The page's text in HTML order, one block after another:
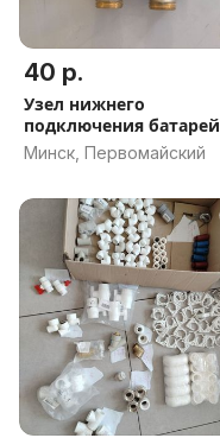
40 р.
Узел нижнего
подключения батарей
Danfoss RVL-K
Минск, Первомайский